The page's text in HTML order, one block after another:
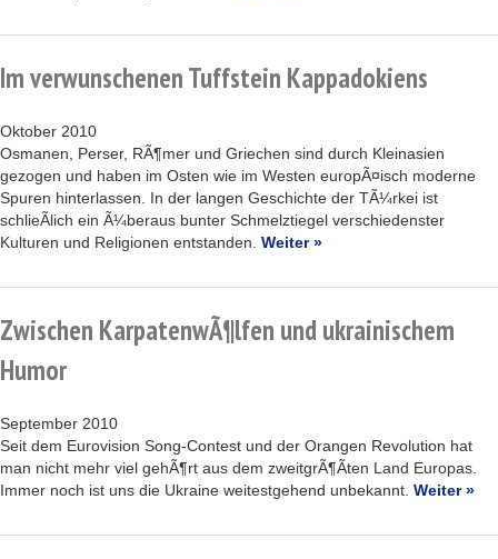
Im verwunschenen Tuffstein Kappadokiens
Oktober 2010
Osmanen, Perser, RÃ¶mer und Griechen sind durch Kleinasien
gezogen und haben im Osten wie im Westen europÃ¤isch moderne
Spuren hinterlassen. In der langen Geschichte der TÃ¼rkei ist
schlieÃlich ein Ã¼beraus bunter Schmelztiegel verschiedenster
Kulturen und Religionen entstanden. Weiter »
Zwischen KarpatenwÃ¶lfen und ukrainischem
Humor
September 2010
Seit dem Eurovision Song-Contest und der Orangen Revolution hat
man nicht mehr viel gehÃ¶rt aus dem zweitgrÃ¶Ãten Land Europas.
Immer noch ist uns die Ukraine weitestgehend unbekannt. Weiter »